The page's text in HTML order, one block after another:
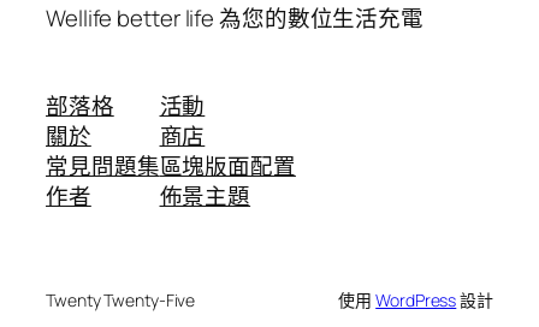
Wellife better life 為您的數位生活充電
部落格
關於
常見問題集
作者
活動
商店
區塊版面配置
佈景主題
Twenty Twenty-Five 使用WordPress設計